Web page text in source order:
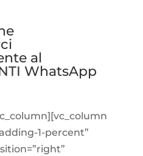
al
WhatsApp
1-percent”